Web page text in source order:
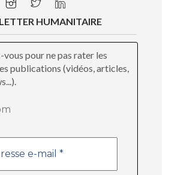
HUMANITAIRE
pour ne pas rater les
publications (vidéos, articles,
e-